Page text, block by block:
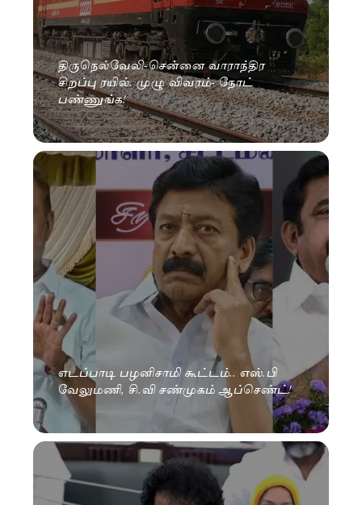
திருநெல்வேலி-சென்னை வாராந்திர
சிறப்பு ரயில். முழு விவரம்- நோட்
பண்ணுங்க!
எடப்பாடி பழனிசாமி கூட்டம்.. எஸ்.பி
வேலுமணி, சி.வி சண்முகம் ஆப்செண்ட்!